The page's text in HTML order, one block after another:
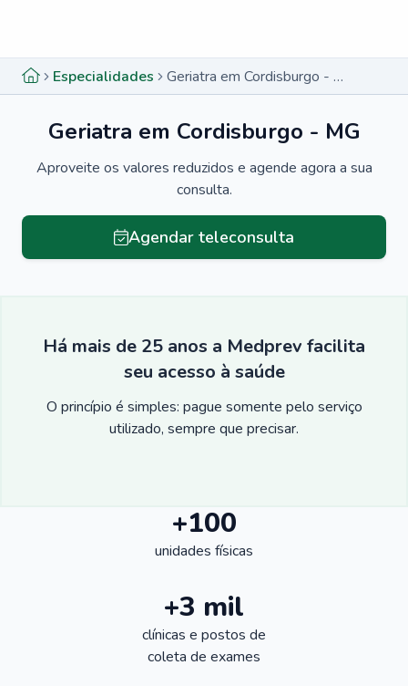
Especialidades Geriatra em Cordisburgo - MG
Geriatra em Cordisburgo - MG
Aproveite os valores reduzidos e agende agora a sua
consulta.
Agendar teleconsulta
Há mais de 25 anos a Medprev facilita
seu acesso à saúde
O princípio é simples: pague somente pelo serviço
utilizado, sempre que precisar.
+100
unidades físicas
+3 mil
clínicas e postos de
coleta de exames